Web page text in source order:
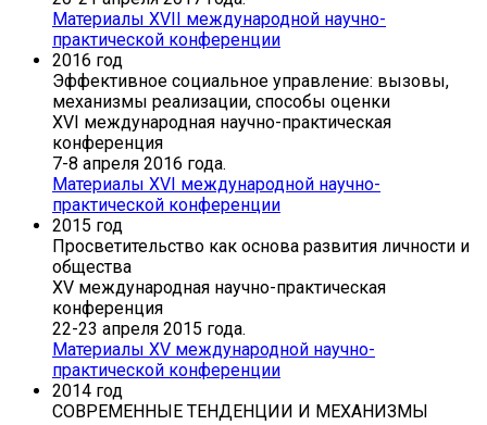
Материалы XVII международной научно-
практической конференции
2016 год
Эффективное социальное управление: вызовы,
механизмы реализации, способы оценки
XVI международная научно-практическая
конференция
7-8 апреля 2016 года.
Материалы XVI международной научно-
практической конференции
2015 год
Просветительство как основа развития личности и
общества
XV международная научно-практическая
конференция
22-23 апреля 2015 года.
Материалы XV международной научно-
практической конференции
2014 год
СОВРЕМЕННЫЕ ТЕНДЕНЦИИ И МЕХАНИЗМЫ